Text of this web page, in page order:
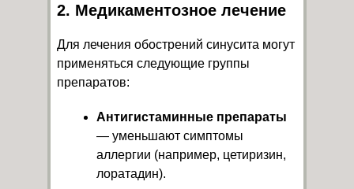
2. Медикаментозное лечение
Для лечения обострений синусита могут
применяться следующие группы
препаратов:
Антигистаминные препараты
— уменьшают симптомы
аллергии (например, цетиризин,
лоратадин).